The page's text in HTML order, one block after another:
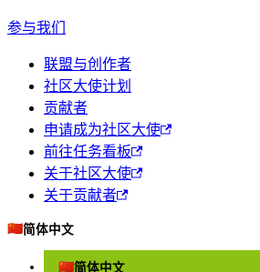
参与我们
联盟与创作者
社区大使计划
贡献者
申请成为社区大使
前往任务看板
关于社区大使
关于贡献者
🇨🇳简体中文
🇨🇳简体中文